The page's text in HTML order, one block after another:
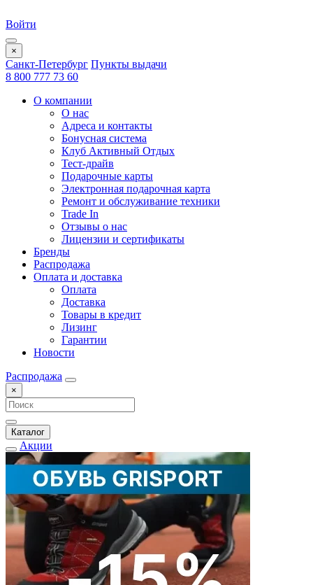
Войти
×
Санкт-Петербург Пункты выдачи
8 800 777 73 60
О компании
О нас
Адреса и контакты
Бонусная система
Клуб Активный Отдых
Тест-драйв
Подарочные карты
Электронная подарочная карта
Ремонт и обслуживание техники
Trade In
Отзывы о нас
Лицензии и сертификаты
Бренды
Распродажа
Оплата и доставка
Оплата
Доставка
Товары в кредит
Лизинг
Гарантии
Новости
Распродажа
×
Каталог
Акции